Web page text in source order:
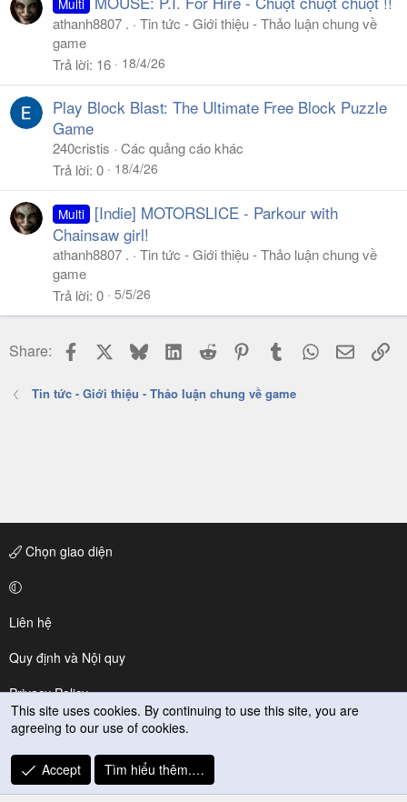
Multi
athanh8807 .
Tin tức - Giới thiệu - Thảo luận chung về
game
Trả lời 16 18/4/26
Play Block Blast: The Ultimate Free Block Puzzle
Game
240cristis
Các quảng cáo khác
Trả lời 0 18/4/26
Multi
[Indie] MOTORSLICE - Parkour with
Chainsaw girl!
athanh8807 .
Tin tức - Giới thiệu - Thảo luận chung về
game
Trả lời 0 5/5/26
Share: Facebook BlueskyLinkedIn
Reddit PinterestTumblr WhatsApp
Email
Tin tức - Giới thiệu - Thảo luận chung về game
Chọn giao diện
Liên hệ
Quy định và Nội quy
Privacy Policy
Trợ giúp
R
S
This site uses cookies. By continuing to use this site, you are
agreeing to our use of cookies.
Accept Tìm hiểu thêm.…